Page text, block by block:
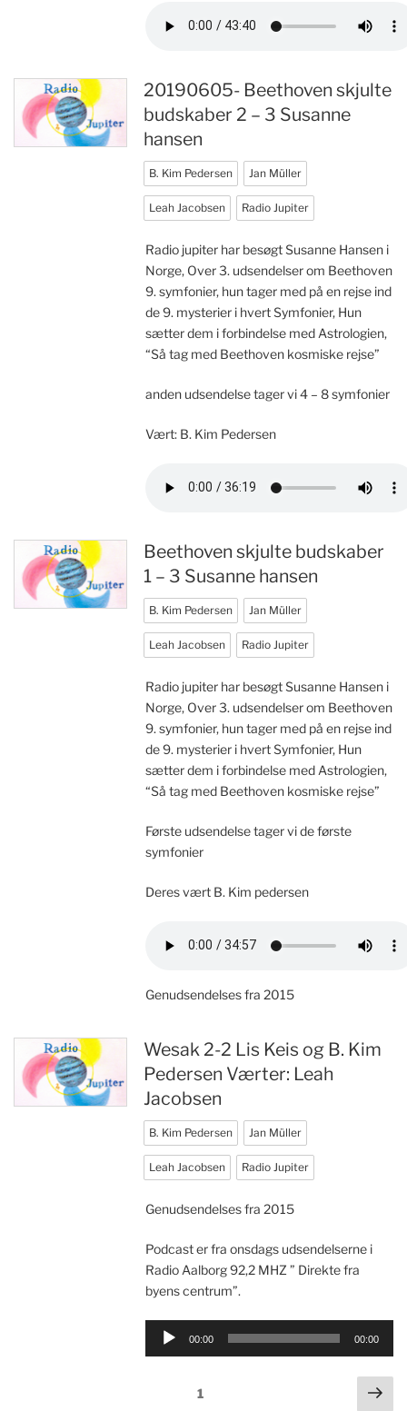
20190605- Beethoven skjulte
budskaber 2 – 3 Susanne
hansen
B. Kim Pedersen Jan Müller
Leah Jacobsen Radio Jupiter
Radio jupiter har besøgt Susanne Hansen i
Norge, Over 3. udsendelser om Beethoven
9. symfonier, hun tager med på en rejse ind
de 9. mysterier i hvert Symfonier, Hun
sætter dem i forbindelse med Astrologien,
“Så tag med Beethoven kosmiske rejse”
anden udsendelse tager vi 4 – 8 symfonier
Vært: B. Kim Pedersen
Beethoven skjulte budskaber
1 – 3 Susanne hansen
B. Kim Pedersen Jan Müller
Leah Jacobsen Radio Jupiter
Radio jupiter har besøgt Susanne Hansen i
Norge, Over 3. udsendelser om Beethoven
9. symfonier, hun tager med på en rejse ind
de 9. mysterier i hvert Symfonier, Hun
sætter dem i forbindelse med Astrologien,
“Så tag med Beethoven kosmiske rejse”
Første udsendelse tager vi de første
symfonier
Deres vært B. Kim pedersen
Genudsendelses fra 2015
Wesak 2-2 Lis Keis og B. Kim
Pedersen Værter: Leah
Jacobsen
B. Kim Pedersen Jan Müller
Leah Jacobsen Radio Jupiter
Genudsendelses fra 2015
Podcast er fra onsdags udsendelserne i
Radio Aalborg 92,2 MHZ ” Direkte fra
byens centrum”.
Lydafspiller
00:00 00:00
Side1